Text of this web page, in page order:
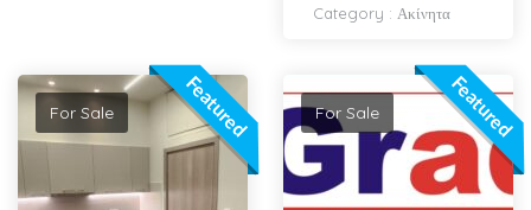
Category : Ακίνητα
Featured
For Sale Featured
For Sale